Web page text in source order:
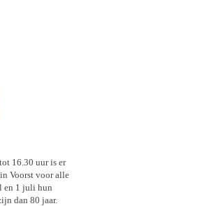
16.30 uur is er
Voorst voor alle
en 1 juli hun
dan 80 jaar.